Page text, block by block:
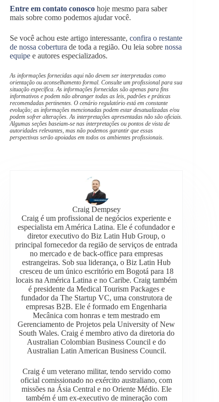
Entre em contato conosco hoje mesmo para saber
mais sobre como podemos ajudar você.
Se você achou este artigo interessante, confira o restante
de nossa cobertura de toda a região. Ou leia sobre nossa
equipe e autores especializados.
As informações fornecidas aqui não devem ser interpretadas como
orientação ou aconselhamento formal. Consulte um profissional para sua
situação específica. As informações fornecidas são apenas para fins
informativos e podem não abranger todas as leis, padrões e práticas
recomendadas pertinentes. O cenário regulatório está em constante
evolução; as informações mencionadas podem estar desatualizadas e/ou
podem sofrer alterações. As interpretações apresentadas não são oficiais.
Algumas seções baseiam-se nas interpretações ou pontos de vista de
autoridades relevantes, mas não podemos garantir que essas
perspectivas serão apoiadas em todos os ambientes profissionais.
Craig Dempsey
Craig é um profissional de negócios experiente e
especialista em América Latina. Ele é cofundador e
diretor executivo do Biz Latin Hub Group, o
principal fornecedor da região de serviços de entrada
no mercado e de back-office para empresas
estrangeiras. Sob sua liderança, o Biz Latin Hub
cresceu de um único escritório em Bogotá para 18
locais na América Latina e no Caribe. Craig também
é presidente da Medical Tourism Packages e
fundador da The Startup VC, uma construtora de
empresas B2B. Ele é formado em Engenharia
Mecânica com honras e tem mestrado em
Gerenciamento de Projetos pela University of New
South Wales. Craig é membro ativo da diretoria do
Australian Colombian Business Council e do
Australian Latin American Business Council.
Craig é um veterano militar, tendo servido como
oficial comissionado no exército australiano, com
missões na Ásia Central e no Oriente Médio. Ele
também é um ex-executivo de mineração com